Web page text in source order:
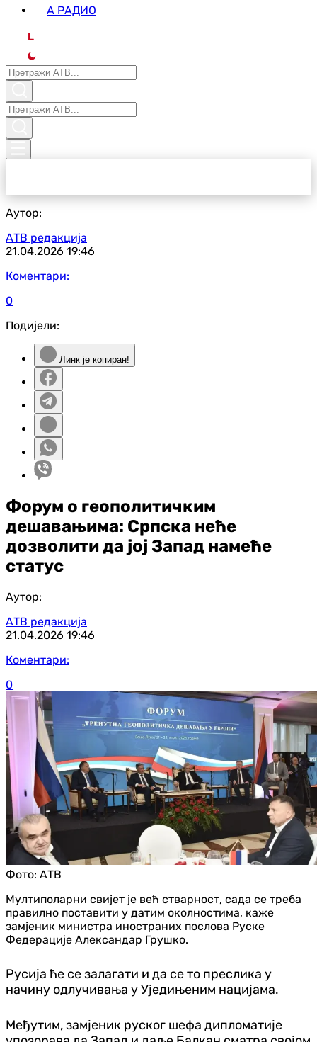
А РАДИО
L
Аутор:
АТВ редакција
21.04.2026 19:46
Коментари:
0
Подијели:
Линк је копиран!
Форум о геополитичким
дешавањима: Српска неће
дозволити да јој Запад намеће
статус
Аутор:
АТВ редакција
21.04.2026 19:46
Коментари:
0
Фото: АТВ
Мултиполарни свијет је већ стварност, сада се треба
правилно поставити у датим околностима, каже
замјеник министра иностраних послова Руске
Федерације Александар Грушко.
Русија ће се залагати и да се то преслика у
начину одлучивања у Уједињеним нацијама.
Међутим, замјеник руског шефа дипломатије